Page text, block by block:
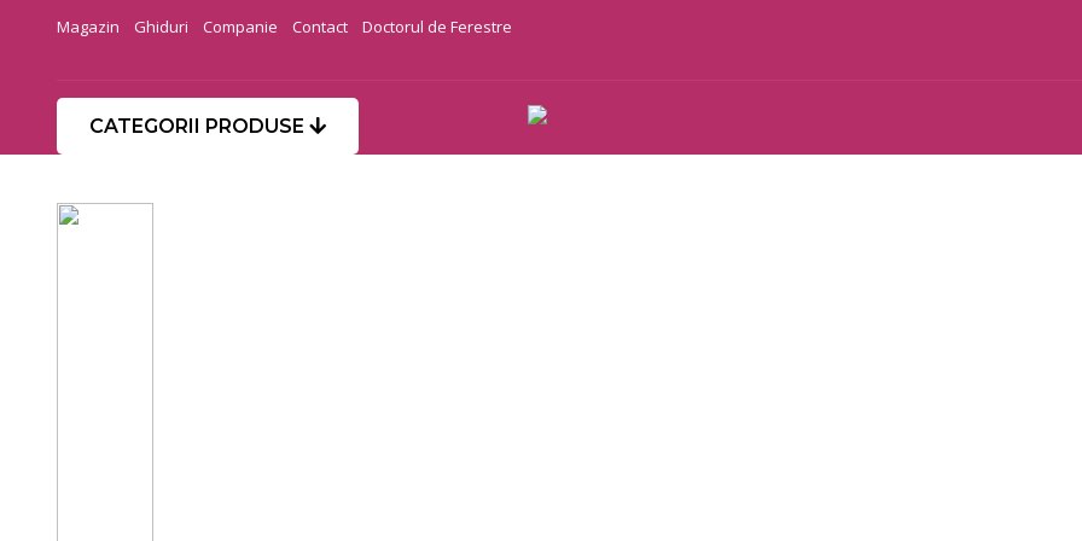
Magazin Ghiduri Companie Contact Doctorul de Ferestre
CATEGORII PRODUSE